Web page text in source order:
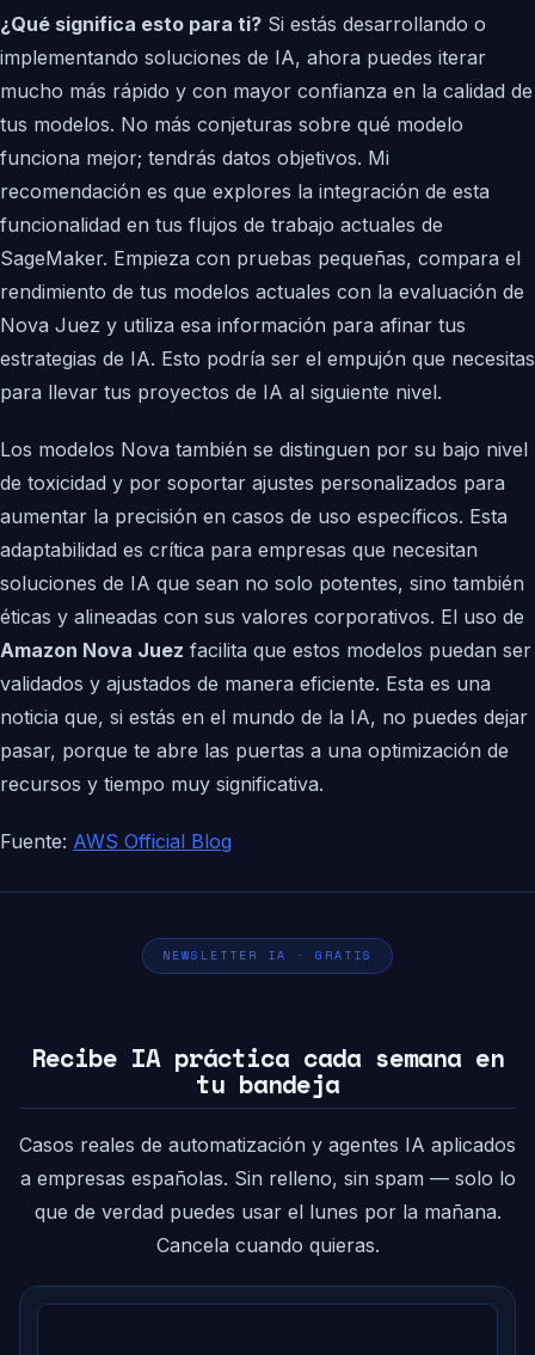
¿Qué significa esto para ti? Si estás desarrollando o
implementando soluciones de IA, ahora puedes iterar
mucho más rápido y con mayor confianza en la calidad de
tus modelos. No más conjeturas sobre qué modelo
funciona mejor; tendrás datos objetivos. Mi
recomendación es que explores la integración de esta
funcionalidad en tus flujos de trabajo actuales de
SageMaker. Empieza con pruebas pequeñas, compara el
rendimiento de tus modelos actuales con la evaluación de
Nova Juez y utiliza esa información para afinar tus
estrategias de IA. Esto podría ser el empujón que necesitas
para llevar tus proyectos de IA al siguiente nivel.
Los modelos Nova también se distinguen por su bajo nivel
de toxicidad y por soportar ajustes personalizados para
aumentar la precisión en casos de uso específicos. Esta
adaptabilidad es crítica para empresas que necesitan
soluciones de IA que sean no solo potentes, sino también
éticas y alineadas con sus valores corporativos. El uso de
Amazon Nova Juez facilita que estos modelos puedan ser
validados y ajustados de manera eficiente. Esta es una
noticia que, si estás en el mundo de la IA, no puedes dejar
pasar, porque te abre las puertas a una optimización de
recursos y tiempo muy significativa.
Fuente: AWS Official Blog
NEWSLETTER IA · GRATIS
Recibe IA práctica cada semana en
tu bandeja
Casos reales de automatización y agentes IA aplicados
a empresas españolas. Sin relleno, sin spam — solo lo
que de verdad puedes usar el lunes por la mañana.
Cancela cuando quieras.